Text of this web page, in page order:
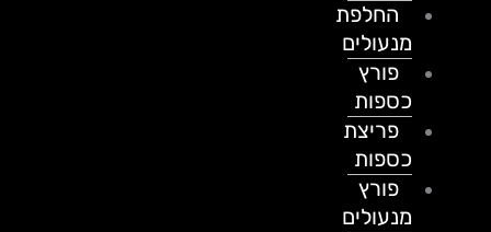
החלפת
מנעולים
פורץ
כספות
פריצת
כספות
פורץ
מנעולים